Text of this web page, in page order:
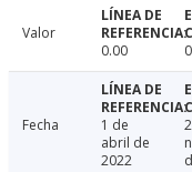
Valor
0.00
Fecha
1 de
abril de
2022